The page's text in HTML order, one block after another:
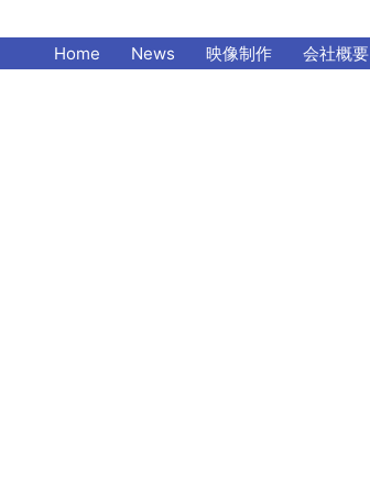
Home News 映像制作 会社概要